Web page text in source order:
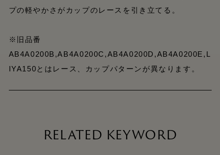
プの軽やかさがカップのレースを引き立てる。
※旧品番
AB4A0200B,AB4A0200C,AB4A0200D,AB4A0200E,L
IYA150とはレース、カップパターンが異なります。
RELATED KEYWORD